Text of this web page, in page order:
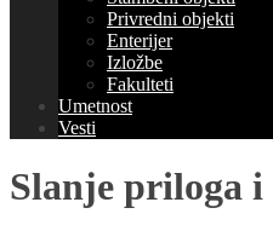
Privredni objekti
Enterijer
Izložbe
Fakulteti
Umetnost
Vesti
Slanje priloga i